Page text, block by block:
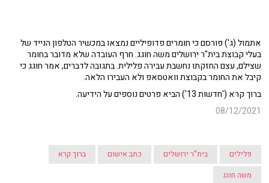
אתמול (ג') פורסם כי חומרים פדופיליים נמצאו במכשיר הטלפון הנייד של
בעלי קבוצת בית"ר ירושלים משה חוגג. חרף העובדה שלא מדובר בחומר
שצילם, עצם החזקתו נחשבת עבירה פלילית. בתגובה לדברים, אמר חוגג כי
קיבל את החומר בקבוצת וואטסאפ ולא העבירו הלאה.
ברוך קרא ('חדשות 13') הביא פרטים נוספים על הידיעה.
08/12/2021
פלילים בית"ר ירושלים כתב אישום
ברוך קרא
משה חוגג